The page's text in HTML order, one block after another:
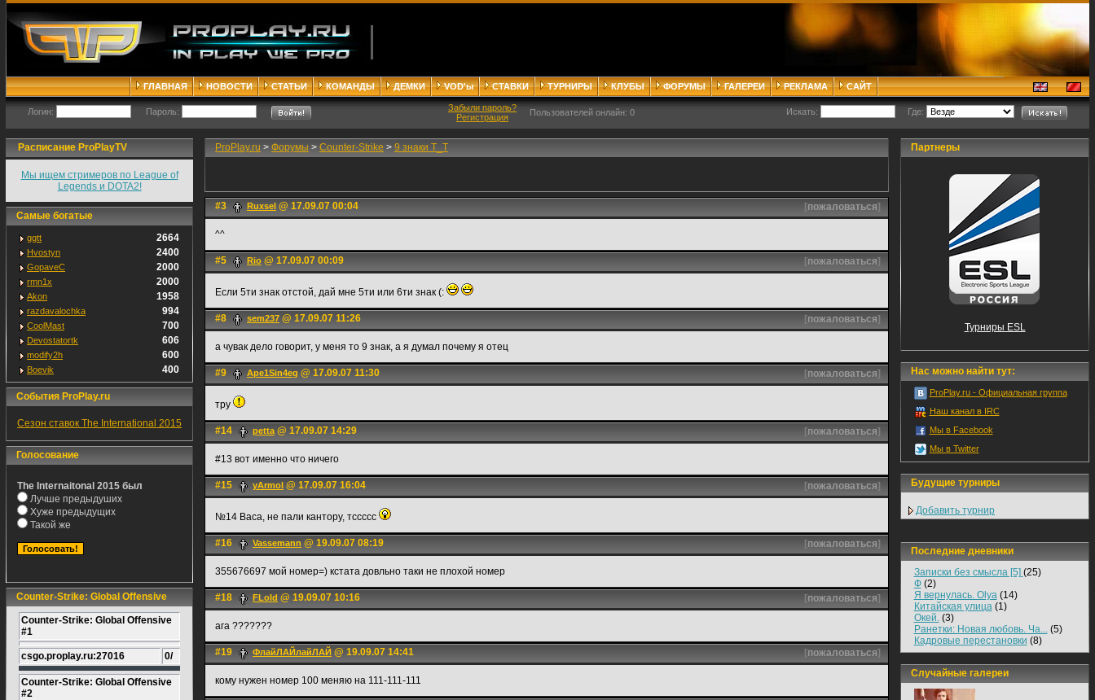
ГЛАВНАЯ НОВОСТИ СТАТЬИ КОМАНДЫ ДЕМКИ VOD'ы СТАВКИ ТУРНИРЫ КЛУБЫ ФОРУМЫ ГАЛЕРЕИ РЕКЛАМА САЙТ
Логин: Пароль:
Забыли пароль?
Регистрация
Пользователей онлайн: 0 Искать: Где:
Расписание ProPlayTV
Мы ищем стримеров по League of
Legends и DOTA2!
Самые богатые
ggtt 2664
Hvostyn 2400
GopaveC 2000
rmn1x 2000
Akon 1958
razdavalochka 994
CoolMast 700
Devostatortk 606
modify2h 600
Boevik 400
События ProPlay.ru
Сезон ставок The International 2015
Голосование
The Internaitonal 2015 был
Лучше предыдуших
Хуже предыдущих
Такой же
Counter-Strike: Global Offensive
Counter-Strike: Global Offensive
#1
csgo.proplay.ru:27016 0/
Counter-Strike: Global Offensive
#2
ProPlay.ru > Форумы > Counter-Strike > 9 знаки T_T
#3 Ruxsel @ 17.09.07 00:04 [пожаловаться]
^^
#5 Rio @ 17.09.07 00:09 [пожаловаться]
Если 5ти знак отстой, дай мне 5ти или 6ти знак (:
#8 sem237 @ 17.09.07 11:26 [пожаловаться]
а чувак дело говорит, у меня то 9 знак, а я думал почему я отец
#9 Ape1Sin4eg @ 17.09.07 11:30 [пожаловаться]
тру
#14 petta@ 17.09.07 14:29 [пожаловаться]
#13 вот именно что ничего
#15 yArmol @ 17.09.07 16:04 [пожаловаться]
№14 Васа, не пали кантору, тссссс
#16 Vassemann @ 19.09.07 08:19 [пожаловаться]
355676697 мой номер=) кстата довльно таки не плохой номер
#18 FLoId @ 19.09.07 10:16 [пожаловаться]
ага ???????
#19 ФлайЛАЙлайЛАЙ @ 19.09.07 14:41 [пожаловаться]
кому нужен номер 100 меняю на 111-111-111
Партнеры
Турниры ESL
Нас можно найти тут:
ProPlay.ru - Официальная группа
Наш канал в IRC
Мы в Facebook
Мы в Twitter
Будущие турниры
Добавить турнир
Последние дневники
Записки без смысла [5] (25)
Ф(2)
Я вернулась. Olya(14)
Китайская улица(1)
Окей.(3)
Ранетки: Новая любовь. Ча...(5)
Кадровые перестановки (8)
Случайные галереи